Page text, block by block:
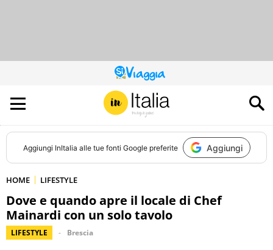
QUESTO
SITO
CONTRIBUISCE
ALL’AUDIENCE
DI
Aggiungi InItalia alle tue fonti Google preferite Aggiungi
HOME LIFESTYLE
Dove e quando apre il locale di Chef
Mainardi con un solo tavolo
LIFESTYLE Brescia